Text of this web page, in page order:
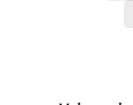
aquilo que está
aprender as
na qual a